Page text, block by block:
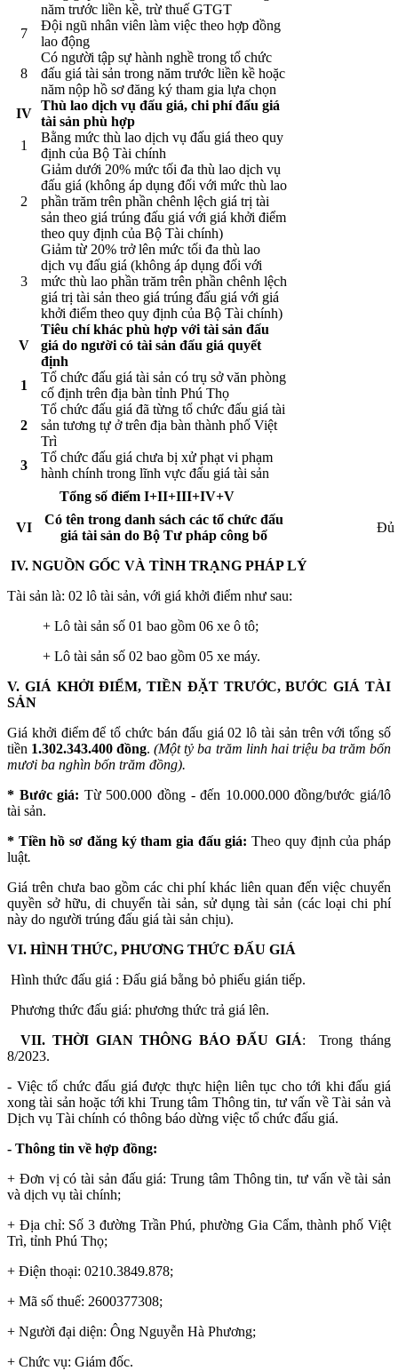
năm trước liền kề, trừ thuế GTGT
7
Đội ngũ nhân viên làm việc theo hợp đồng
lao động
8
Có người tập sự hành nghề trong tổ chức
đấu giá tài sản trong năm trước liền kề hoặc
năm nộp hồ sơ đăng ký tham gia lựa chọn
IV
Thù lao dịch vụ đấu giá, chi phí đấu giá
tài sản phù hợp
1
Bằng mức thù lao dịch vụ đấu giá theo quy
định của Bộ Tài chính
2
Giảm dưới 20% mức tối đa thù lao dịch vụ
đấu giá (không áp dụng đối với mức thù lao
phần trăm trên phần chênh lệch giá trị tài
sản theo giá trúng đấu giá với giá khởi điểm
theo quy định của Bộ Tài chính)
3
Giảm từ 20% trở lên mức tối đa thù lao
dịch vụ đấu giá (không áp dụng đối với
mức thù lao phần trăm trên phần chênh lệch
giá trị tài sản theo giá trúng đấu giá với giá
khởi điểm theo quy định của Bộ Tài chính)
V
Tiêu chí khác phù hợp với tài sản đấu
giá do người có tài sản đấu giá quyết
định
1
Tổ chức đấu giá tài sản có trụ sở văn phòng
cố định trên địa bàn tỉnh Phú Thọ
2
Tổ chức đấu giá đã từng tổ chức đấu giá tài
sản tương tự ở trên địa bàn thành phố Việt
Trì
3
Tổ chức đấu giá chưa bị xử phạt vi phạm
hành chính trong lĩnh vực đấu giá tài sản
Tổng số điểm I+II+III+IV+V
VI
Có tên trong danh sách các tổ chức đấu
giá tài sản do Bộ Tư pháp công bố
Đủ
IV. NGUỒN GỐC VÀ TÌNH TRẠNG PHÁP LÝ
Tài sản là: 02 lô tài sản, với giá khởi điểm như sau:
+ Lô tài sản số 01 bao gồm 06 xe ô tô;
+ Lô tài sản số 02 bao gồm 05 xe máy.
V. GIÁ KHỞI ĐIỂM, TIỀN ĐẶT TRƯỚC, BƯỚC GIÁ TÀI
SẢN
Giá khởi điểm để tổ chức bán đấu giá 02 lô tài sản trên với tổng số
tiền 1.302.343.400 đồng.(Một tỷ ba trăm linh hai triệu ba trăm bốn
mươi ba nghìn bốn trăm đồng).
* Bước giá: Từ 500.000 đồng - đến 10.000.000 đồng/bước giá/lô
tài sản.
* Tiền hồ sơ đăng ký tham gia đấu giá: Theo quy định của pháp
luật.
Giá trên chưa bao gồm các chi phí khác liên quan đến việc chuyển
quyền sở hữu, di chuyển tài sản, sử dụng tài sản (các loại chi phí
này do người trúng đấu giá tài sản chịu).
VI. HÌNH THỨC, PHƯƠNG THỨC ĐẤU GIÁ
Hình thức đấu giá : Đấu giá bằng bỏ phiếu gián tiếp.
Phương thức đấu giá: phương thức trả giá lên.
VII. THỜI GIAN THÔNG BÁO ĐẤU GIÁ: Trong tháng
8/2023.
- Việc tổ chức đấu giá được thực hiện liên tục cho tới khi đấu giá
xong tài sản hoặc tới khi Trung tâm Thông tin, tư vấn về Tài sản và
Dịch vụ Tài chính có thông báo dừng việc tổ chức đấu giá.
- Thông tin về hợp đồng:
+ Đơn vị có tài sản đấu giá: Trung tâm Thông tin, tư vấn về tài sản
và dịch vụ tài chính;
+ Địa chỉ: Số 3 đường Trần Phú, phường Gia Cẩm, thành phố Việt
Trì, tỉnh Phú Thọ;
+ Điện thoại: 0210.3849.878;
+ Mã số thuế: 2600377308;
+ Người đại diện: Ông Nguyễn Hà Phương;
+ Chức vụ: Giám đốc.